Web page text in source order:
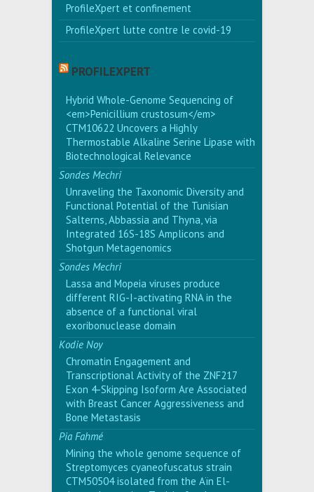
ProfileXpert et confinement
ProfileXpert lutte contre le covid-19
PROFILEXPERT
Hybrid Whole-Genome Sequencing of
<em>Penicillium crustosum</em>
CTM10622 Uncovers a Highly
Thermostable Alkaline Serine Lipase with
Biotechnological Relevance
Sondes Mechri
Unraveling the Taxonomic Diversity and
Functional Potential of the Tunisian
Salterns, Abbassia and Thyna, via
Integrated 16S-18S Amplicons and
Shotgun Metagenomics
Sondes Mechri
Lassa and Mopeia viruses produce
different RIG-I-activating RNA in the
absence of a functional viral
exoribonuclease domain
Kodie Noy
Chromatin Engagement and
Transcriptional Activity of the ZNF217
Exon 4-Skipping Isoform Are Associated
with Breast Cancer Aggressiveness and
Bone Metastasis
Pia Fahmé
Mining the whole genome sequence of
Streptomyces cyaneofuscatus strain
CTM50504 isolated from the Aïn El-